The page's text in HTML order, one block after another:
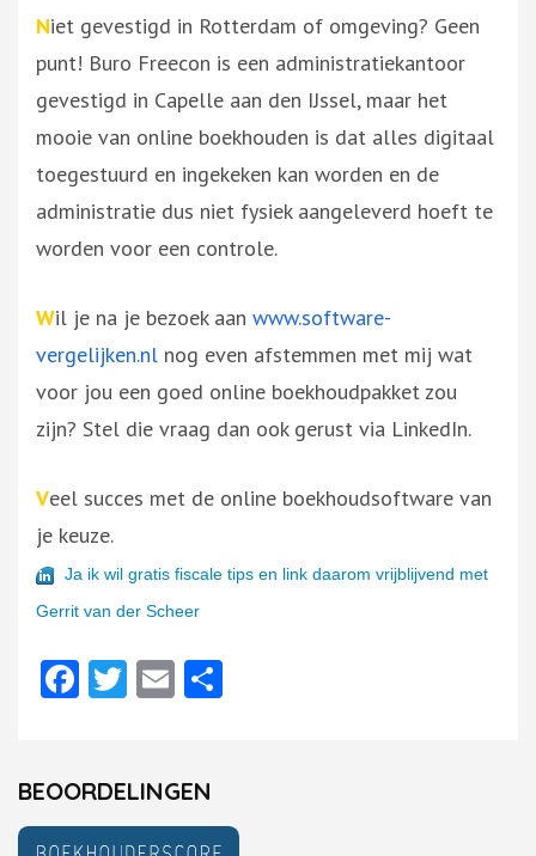
Niet gevestigd in Rotterdam of omgeving? Geen
punt! Buro Freecon is een administratiekantoor
gevestigd in Capelle aan den IJssel, maar het
mooie van online boekhouden is dat alles digitaal
toegestuurd en ingekeken kan worden en de
administratie dus niet fysiek aangeleverd hoeft te
worden voor een controle.
Wil je na je bezoek aan www.software-
vergelijken.nl nog even afstemmen met mij wat
voor jou een goed online boekhoudpakket zou
zijn? Stel die vraag dan ook gerust via LinkedIn.
Veel succes met de online boekhoudsoftware van
je keuze.
Ja ik wil gratis fiscale tips en link daarom vrijblijvend met
Gerrit van der Scheer
Facebook
Twitter
Email
BEOORDELINGEN